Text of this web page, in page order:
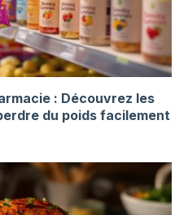
: Découvrez les
du poids facilement